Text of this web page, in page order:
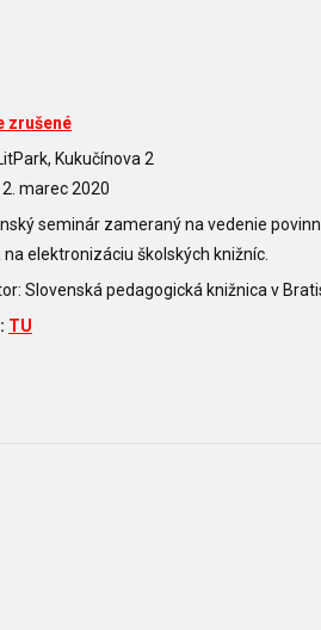
zrušené
Kukučínova 2
marec 2020
seminár zameraný na vedenie
na elektronizáciu školských knižníc.
Slovenská pedagogická knižnica v
TU